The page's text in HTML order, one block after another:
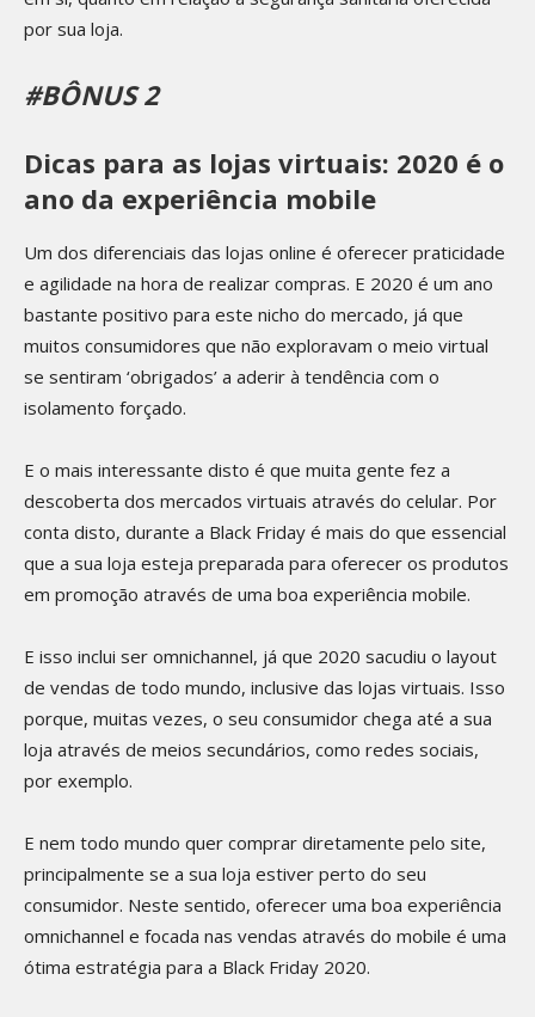
por sua loja.
#BÔNUS 2
Dicas para as lojas virtuais: 2020 é o
ano da experiência mobile
Um dos diferenciais das lojas online é oferecer praticidade
e agilidade na hora de realizar compras. E 2020 é um ano
bastante positivo para este nicho do mercado, já que
muitos consumidores que não exploravam o meio virtual
se sentiram ‘obrigados’ a aderir à tendência com o
isolamento forçado.
E o mais interessante disto é que muita gente fez a
descoberta dos mercados virtuais através do celular. Por
conta disto, durante a Black Friday é mais do que essencial
que a sua loja esteja preparada para oferecer os produtos
em promoção através de uma boa experiência mobile.
E isso inclui ser omnichannel, já que 2020 sacudiu o layout
de vendas de todo mundo, inclusive das lojas virtuais. Isso
porque, muitas vezes, o seu consumidor chega até a sua
loja através de meios secundários, como redes sociais,
por exemplo.
E nem todo mundo quer comprar diretamente pelo site,
principalmente se a sua loja estiver perto do seu
consumidor. Neste sentido, oferecer uma boa experiência
omnichannel e focada nas vendas através do mobile é uma
ótima estratégia para a Black Friday 2020.